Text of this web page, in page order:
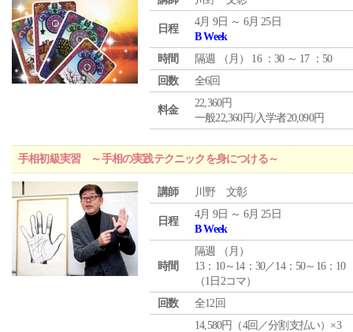
日程
4月 9日 ～ 6月 25日
B Week
時間
隔週 （ 月 ） 16 ：30 ～ 17 ：50
回数
全6回
料金
22,360円
一般22,360円/入学者20,090円
手相初級実習 ～手相の実践テクニックを身につける～
講師 川野 文彰
日程
4月 9日 ～ 6月 25日
B Week
時間
隔週 （ 月 ）
13：10～14：30／14：50～16：10
（1日2コマ）
回数
全12回
14,580円（4回／分割支払い）×3